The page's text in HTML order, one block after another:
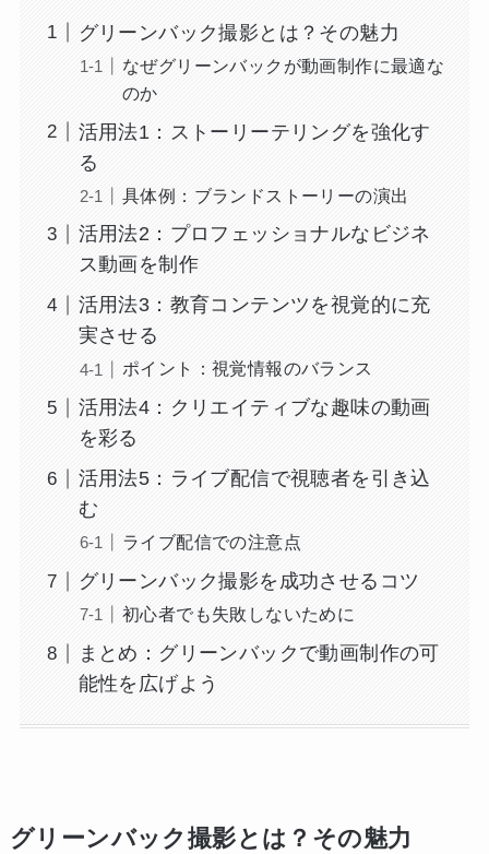
グリーンバック撮影とは？その魅力
なぜグリーンバックが動画制作に最適な
のか
活用法1：ストーリーテリングを強化す
る
具体例：ブランドストーリーの演出
活用法2：プロフェッショナルなビジネ
ス動画を制作
活用法3：教育コンテンツを視覚的に充
実させる
ポイント：視覚情報のバランス
活用法4：クリエイティブな趣味の動画
を彩る
活用法5：ライブ配信で視聴者を引き込
む
ライブ配信での注意点
グリーンバック撮影を成功させるコツ
初心者でも失敗しないために
まとめ：グリーンバックで動画制作の可
能性を広げよう
グリーンバック撮影とは？その魅力